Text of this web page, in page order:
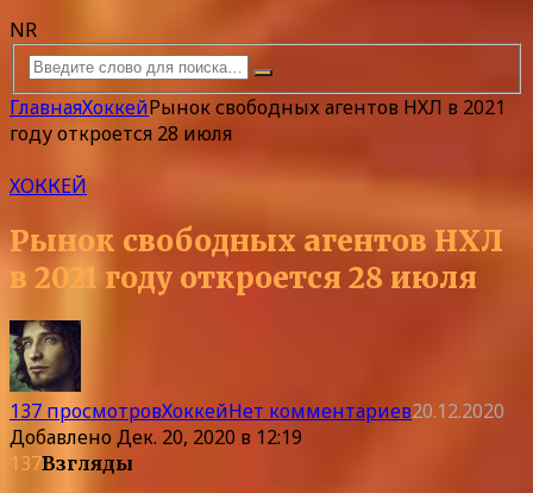
NR
ГлавнаяХоккейРынок свободных агентов НХЛ в 2021
году откроется 28 июля
ХОККЕЙ
Рынок свободных агентов НХЛ
в 2021 году откроется 28 июля
137 просмотровХоккейНет комментариев20.12.2020
ДобавленоДек. 20, 2020 в 12:19
137Взгляды